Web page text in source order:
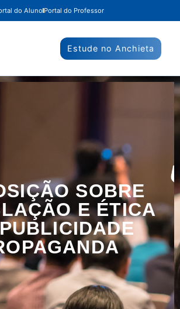
do Aluno Portal do Professor
Estude no Anchieta
SOBRE
E ÉTICA